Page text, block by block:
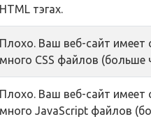
HTML тэгах.
Плохо. Ваш веб-сайт имеет
много CSS файлов (больше
Плохо. Ваш веб-сайт имеет
много JavaScript файлов